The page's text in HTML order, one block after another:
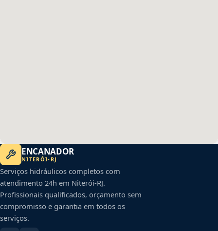
ENCANADOR
NITERÓI- RJ
Serviços hidráulicos completos com
atendimento 24h em Niterói-RJ.
Profissionais qualificados, orçamento sem
compromisso e garantia em todos os
serviços.